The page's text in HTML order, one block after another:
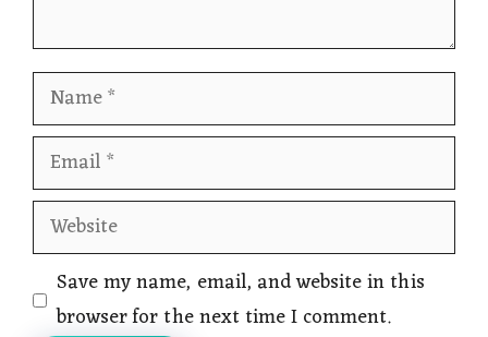
Name
Email
Website
Save my name, email, and website in this
browser for the next time I comment.